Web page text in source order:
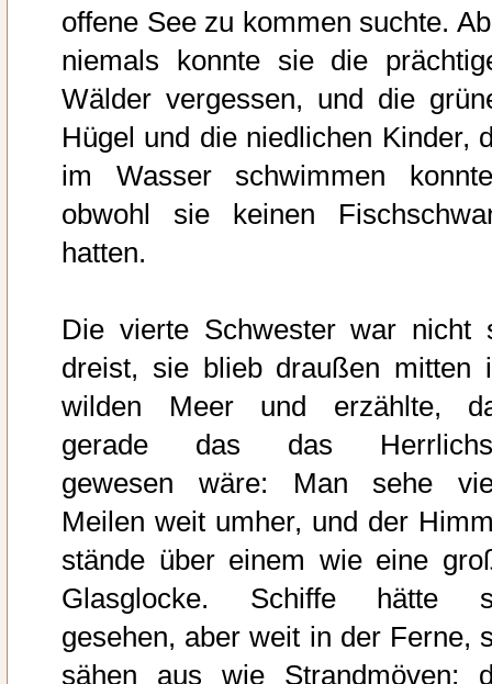
offene See zu kommen suchte.
niemals konnte sie die
Wälder vergessen, und die
Hügel und die niedlichen Kinder,
im Wasser schwimmen
obwohl sie keinen
hatten.
Die vierte Schwester war nicht
dreist, sie blieb draußen mitten
wilden Meer und erzählte,
gerade das das
gewesen wäre: Man sehe
Meilen weit umher, und der
stände über einem wie eine
Glasglocke. Schiffe hätte
gesehen, aber weit in der Ferne,
sähen aus wie Strandmöven;